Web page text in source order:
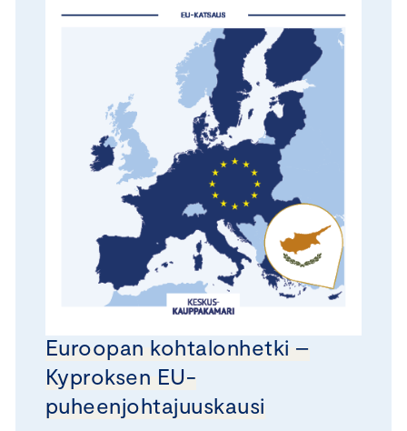
Euroopan kohtalonhetki –
Kyproksen EU-
puheenjohtajuuskausi